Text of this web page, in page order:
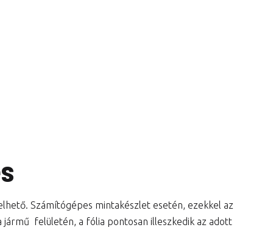
Számítógépes mintakészlet esetén, ezekkel az
felületén, a fólia pontosan illeszkedik az adott